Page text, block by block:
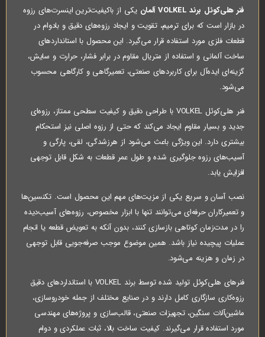
فنر هلی‌کوئل برند VOLKEL آلمان
یکی از باکیفیت‌ترین اینسرت‌های رزوه
در بازار است که برای ترمیم، تقویت و ایجاد رزوه‌های دقیق و بادوام در
قطعات فلزی مورد استفاده قرار می‌گیرد. این محصول با استانداردهای
ساخت آلمانی و استفاده از متریال مقاوم در برابر فشار، حرارت و سایش،
گزینه‌ای ایده‌آل برای کاربردهای صنعتی، تعمیرگاهی و کارگاهی محسوب
می‌شود.
فنر هلی‌کوئل VOLKEL با طراحی دقیق و کیفیت سطحی ممتاز، رزوه‌ای
جدید و بسیار مقاوم ایجاد می‌کند که حتی از رزوه اصلی نیز استحکام
بیشتری دارد. این ویژگی باعث می‌شود از هرزشدگی، لقی، پارگی و
آسیب‌های رزوه جلوگیری شده و طول عمر قطعات به شکل قابل توجهی
افزایش یابد.
نصب آسان و سریع یکی از مزیت‌های مهم این محصول است. تکنسین‌ها
و تعمیرکاران حرفه‌ای می‌توانند تنها با ابزار مخصوص، رزوه‌های آسیب‌دیده
را در مدت‌زمان کوتاهی بازسازی کنند، بدون آنکه به تعویض قطعه یا انجام
عملیات پیچیده نیاز باشد. همین موضوع موجب صرفه‌جویی قابل توجهی
در زمان و هزینه می‌شود.
فنرهای هلی‌کوئل تولید شده توسط برند VOLKEL با استانداردهای دقیق
رزوه‌کاری سازگاری کامل دارند و در صنایع مختلف از جمله خودروسازی،
ماشین‌آلات سنگین، تجهیزات صنعتی، قالب‌سازی و پروژه‌های مهندسی
مورد استفاده قرار می‌گیرند. کیفیت ساخت بالا، ثبات عملکردی و دوام